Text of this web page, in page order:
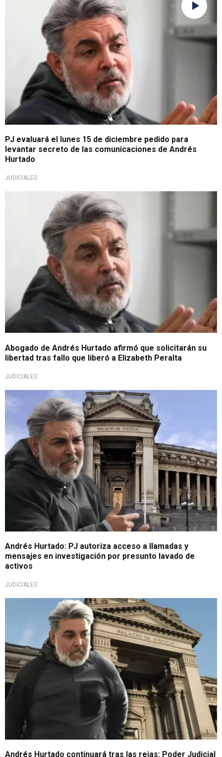
PJ evaluará el lunes 15 de diciembre pedido para
levantar secreto de las comunicaciones de Andrés
Hurtado
JUDICIALES
Buscarán su libertad
Abogado de Andrés Hurtado afirmó que solicitarán su
libertad tras fallo que liberó a Elizabeth Peralta
JUDICIALES
En un plazo máximo de 7 días
Andrés Hurtado: PJ autoriza acceso a llamadas y
mensajes en investigación por presunto lavado de
activos
JUDICIALES
Andrés Hurtado continuará tras las rejas: Poder Judicial